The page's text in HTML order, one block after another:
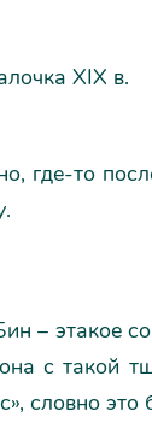
XIX в.
где-то
– этакое
с такой
словно